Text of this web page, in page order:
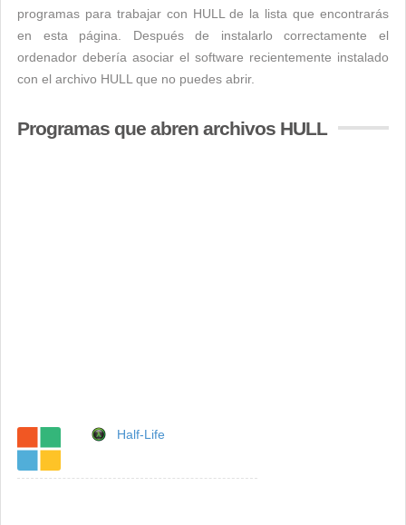
programas para trabajar con HULL de la lista que encontrarás
en esta página. Después de instalarlo correctamente el
ordenador debería asociar el software recientemente instalado
con el archivo HULL que no puedes abrir.
Programas que abren archivos HULL
Half-Life